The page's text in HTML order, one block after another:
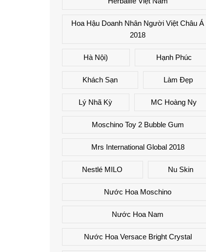
Hoa Hậu Doanh Nhân Người Việt Châu Á
2018
Hà Nội) Hạnh Phúc
Khách Sạn Làm Đẹp
Lý Nhã Kỳ MC Hoàng Ny
Moschino Toy 2 Bubble Gum
Mrs International Global 2018
Nestlé MILO Nu Skin
Nước Hoa Moschino
Nước Hoa Nam
Nước Hoa Versace Bright Crystal